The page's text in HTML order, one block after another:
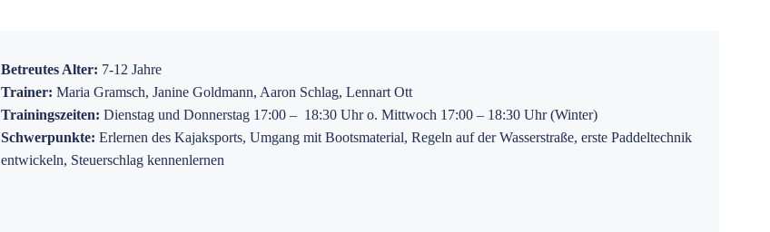
Betreutes Alter: 7-12 Jahre
Trainer: Maria Gramsch, Janine Goldmann, Aaron Schlag, Lennart Ott
Trainingszeiten: Dienstag und Donnerstag 17:00 – 18:30 Uhr o. Mittwoch 17:00 – 18:30 Uhr (Winter)
Schwerpunkte: Erlernen des Kajaksports, Umgang mit Bootsmaterial, Regeln auf der Wasserstraße, erste Paddeltechnik
entwickeln, Steuerschlag kennenlernen